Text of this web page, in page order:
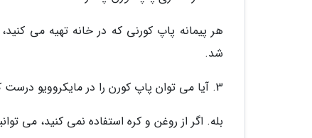
شد.
3. آیا می توان پاپ کورن را در مایکروویو درست کرد؟
بله. اگر از روغن و کره استفاده نمی کنید، می